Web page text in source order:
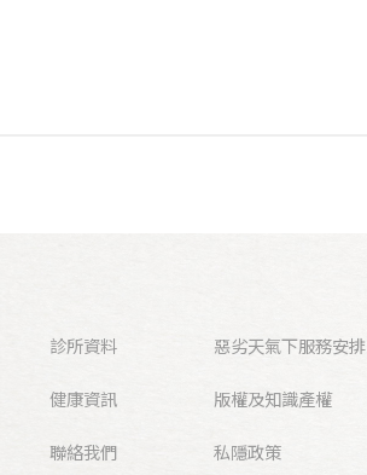
診所資料
健康資訊
聯絡我們
惡劣天氣下服務安排
版權及知識產權
私隱政策